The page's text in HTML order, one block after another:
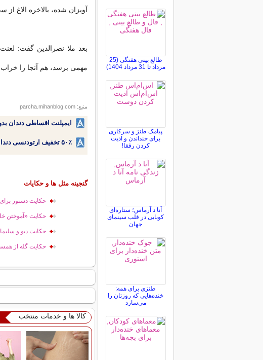
آویزان شده، بالاخره الاغ از
بعد ملا نصرالدین گفت:
مهمی برسد، هم آنجا را
منبع: parcha.mihanblog.com
ایمپلنت اقساطی دندان
۵۰٪ تخفیف ارتودنسی دندان اقساطی بدون نیاز به چک یا سفته!
گنجینه مثل ها و حکایات
حكایت دستور
حكایت «آموختن
حكایت دیو و
حكایت گله از
کالا ها و خدمات منتخب
طالع بینی هفتگی (25
مرداد تا 31 مرداد 1404)
پیامک طنز و سرکاری
برای خنداندن و اذیت
کردن رفقا!
آنا د آرماس؛ ستاره‌ای
کوبایی در قلب سینمای
جهان
طنزی برای همه:
خنده‌هایی که روزتان را
می‌سازد